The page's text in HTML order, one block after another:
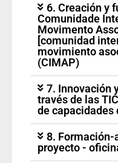
6. Creación y
Comunidade
Movimento
[comunidad
movimiento
(CIMAP)
7. Innovación
través de las
de capacidades
8. Formación-
proyecto -